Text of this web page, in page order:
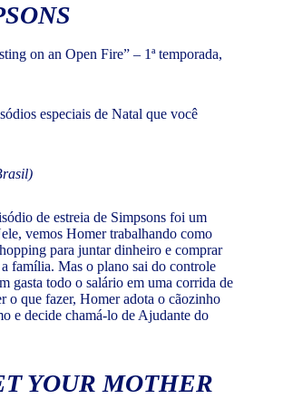
on an Open Fire” – 1ª temporada,
de estreia de Simpsons foi um
vemos Homer trabalhando como
para juntar dinheiro e comprar
a família. Mas o plano sai do controle
gasta todo o salário em uma corrida de
o que fazer, Homer adota o cãozinho
e decide chamá-lo de Ajudante do
YOUR MOTHER